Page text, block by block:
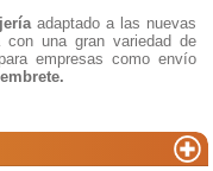
adaptado a las nuevas
con una gran variedad de
para empresas como envío